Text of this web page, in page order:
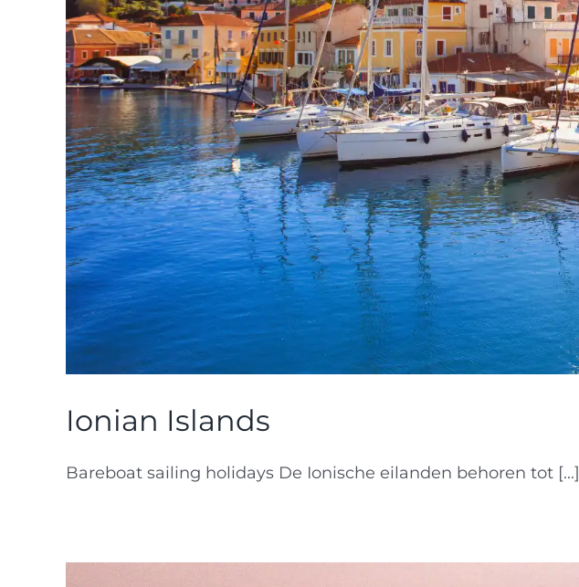
Ionian Islands
Bareboat sailing holidays De Ionische eilanden behoren tot [...]